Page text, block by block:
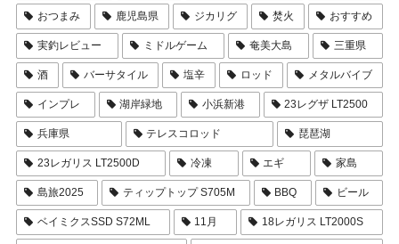
おつまみ 鹿児島県 ジカリグ 焚火 おすすめ
実釣レビュー ミドルゲーム 奄美大島 三重県
酒 バーサタイル 塩辛 ロッド メタルバイブ
インプレ 湖岸緑地 小浜新港 23レグザ LT2500
兵庫県 テレスコロッド 琵琶湖
23レガリス LT2500D 冷凍 エギ 家島
島旅2025 ティップトップ S705M BBQ ビール
ベイミクスSSD S72ML 11月 18レガリス LT2000S